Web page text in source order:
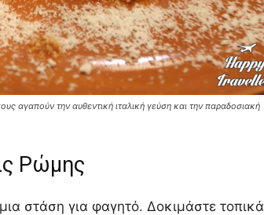
αγαπούν την αυθεντική ιταλική γεύση και την παραδοσιακή
Ρώμης
στάση για φαγητό. Δοκιμάστε τοπικά